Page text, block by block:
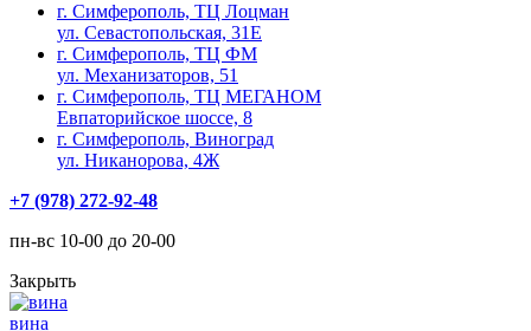
г. Симферополь, ТЦ Лоцман
ул. Севастопольская, 31Е
г. Симферополь, ТЦ ФМ
ул. Механизаторов, 51
г. Симферополь, ТЦ МЕГАНОМ
Евпаторийское шоссе, 8
г. Симферополь, Виноград
ул. Никанорова, 4Ж
+7 (978) 272-92-48
пн-вс 10-00 до 20-00
Закрыть
вина